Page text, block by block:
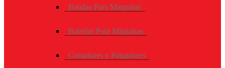
Bandas Para Máquinas
Baterías Para Máquinas
Cortadores y Palpadores